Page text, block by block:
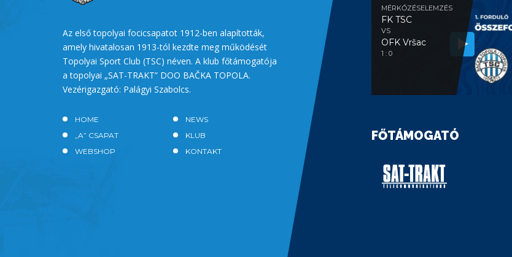
Az első topolyai focicsapatot 1912-ben alapították,
amely hivatalosan 1913-tól kezdte meg működését
Topolyai Sport Club (TSC) néven. A klub főtámogatója
a topolyai „SAT-TRAKT” DOO BAČKA TOPOLA.
Vezérigazgató: Palágyi Szabolcs.
HOME
NEWS
„A” CSAPAT
KLUB
WEBSHOP
KONTAKT
MÉRKŐZÉSELEMZÉS
FK TSC
VS
OFK Vršac
1 : 0
FŐTÁMOGATÓ